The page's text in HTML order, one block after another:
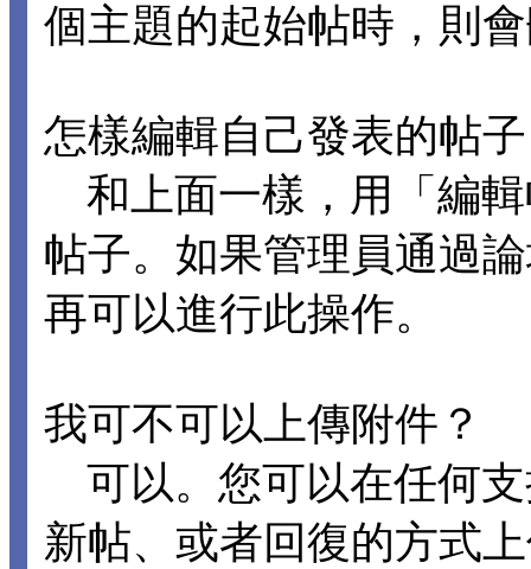
個主題的起始帖時，則
怎樣編輯自己發表的帖
和上面一樣，用「編
帖子。如果管理員通過
再可以進行此操作。
我可不可以上傳附件？
可以。您可以在任何
新帖、或者回復的方式